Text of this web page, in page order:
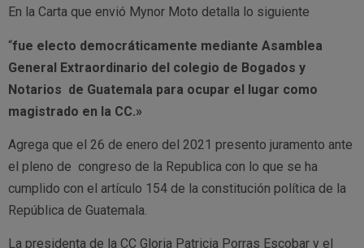
En la Carta que envió Mynor Moto detalla lo siguiente
“fue electo democráticamente mediante Asamblea
General Extraordinario del colegio de Bogados y
Notarios de Guatemala para ocupar el lugar como
magistrado en la CC.»
Agrega que el 26 de enero del 2021 presento juramento ante
el pleno de congreso de la Republica con lo que se ha
cumplido con el artículo 154 de la constitución política de la
República de Guatemala.
La presidenta de la CC Gloria Patricia Porras Escobar y el